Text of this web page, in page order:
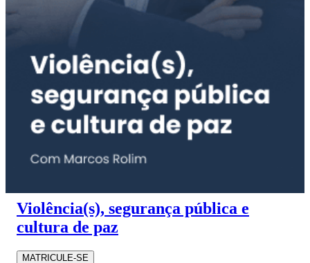
Violência(s), segurança pública e
cultura de paz
MATRICULE-SE